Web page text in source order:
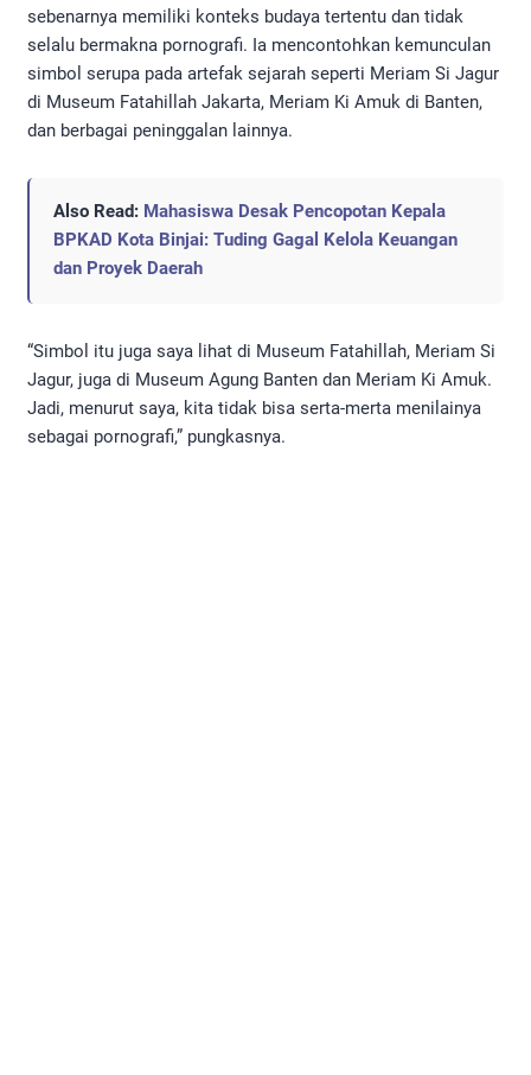
sebenarnya memiliki konteks budaya tertentu dan tidak
selalu bermakna pornografi. Ia mencontohkan kemunculan
simbol serupa pada artefak sejarah seperti Meriam Si Jagur
di Museum Fatahillah Jakarta, Meriam Ki Amuk di Banten,
dan berbagai peninggalan lainnya.
Also Read: Mahasiswa Desak Pencopotan Kepala
BPKAD Kota Binjai: Tuding Gagal Kelola Keuangan
dan Proyek Daerah
“Simbol itu juga saya lihat di Museum Fatahillah, Meriam Si
Jagur, juga di Museum Agung Banten dan Meriam Ki Amuk.
Jadi, menurut saya, kita tidak bisa serta-merta menilainya
sebagai pornografi,” pungkasnya.